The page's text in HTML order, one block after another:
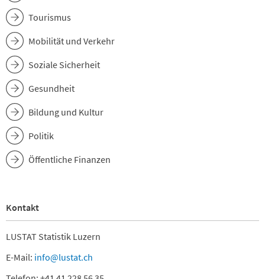
Tourismus
Mobilität und Verkehr
Soziale Sicherheit
Gesundheit
Bildung und Kultur
Politik
Öffentliche Finanzen
Kontakt
LUSTAT Statistik Luzern
E-Mail: info@lustat.ch